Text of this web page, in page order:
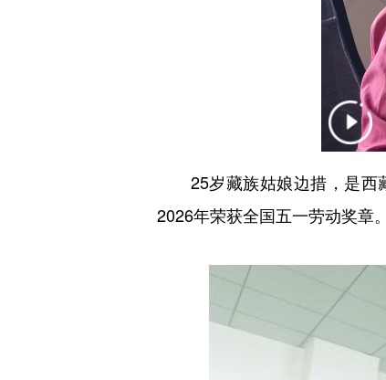
25岁藏族姑娘边措，是西藏
2026年荣获全国五一劳动奖章。